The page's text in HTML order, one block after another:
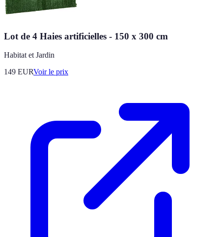
Lot de 4 Haies artificielles - 150 x 300 cm
Habitat et Jardin
149 EURVoir le prix